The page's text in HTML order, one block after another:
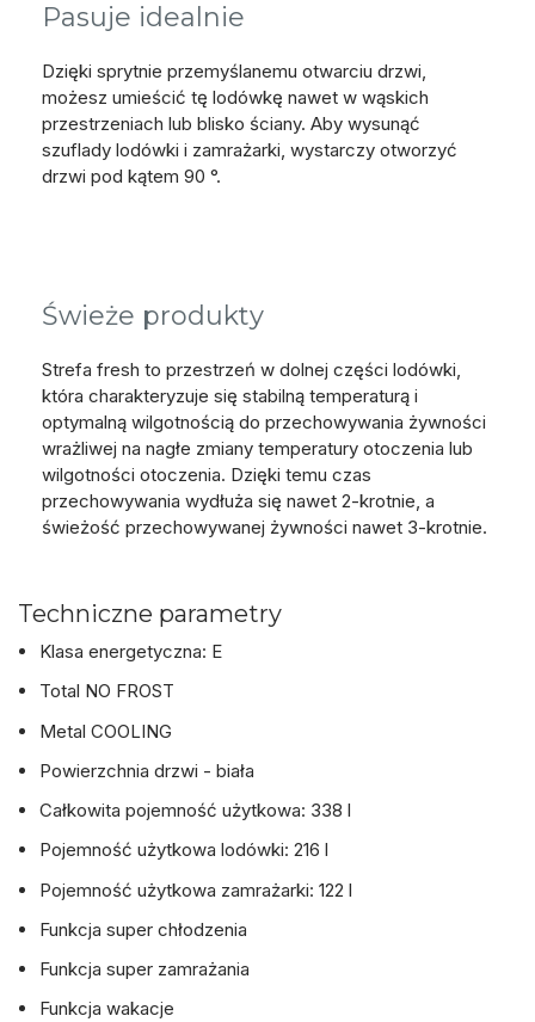
Pasuje idealnie
Dzięki sprytnie przemyślanemu otwarciu drzwi,
możesz umieścić tę lodówkę nawet w wąskich
przestrzeniach lub blisko ściany. Aby wysunąć
szuflady lodówki i zamrażarki, wystarczy otworzyć
drzwi pod kątem 90 °.
Świeże produkty
Strefa fresh to przestrzeń w dolnej części lodówki,
która charakteryzuje się stabilną temperaturą i
optymalną wilgotnością do przechowywania żywności
wrażliwej na nagłe zmiany temperatury otoczenia lub
wilgotności otoczenia. Dzięki temu czas
przechowywania wydłuża się nawet 2-krotnie, a
świeżość przechowywanej żywności nawet 3-krotnie.
Techniczne parametry
Klasa energetyczna: E
Total NO FROST
Metal COOLING
Powierzchnia drzwi - biała
Całkowita pojemność użytkowa: 338 l
Pojemność użytkowa lodówki: 216 l
Pojemność użytkowa zamrażarki: 122 l
Funkcja super chłodzenia
Funkcja super zamrażania
Funkcja wakacje